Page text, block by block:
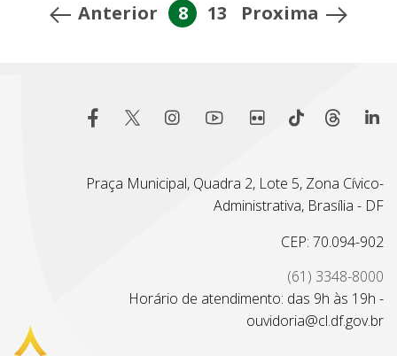
Anterior 8 13 Proxima
Praça Municipal, Quadra 2, Lote 5, Zona Cívico-
Administrativa, Brasília - DF
CEP: 70.094-902
(61) 3348-8000
Horário de atendimento: das 9h às 19h -
ouvidoria@cl.df.gov.br